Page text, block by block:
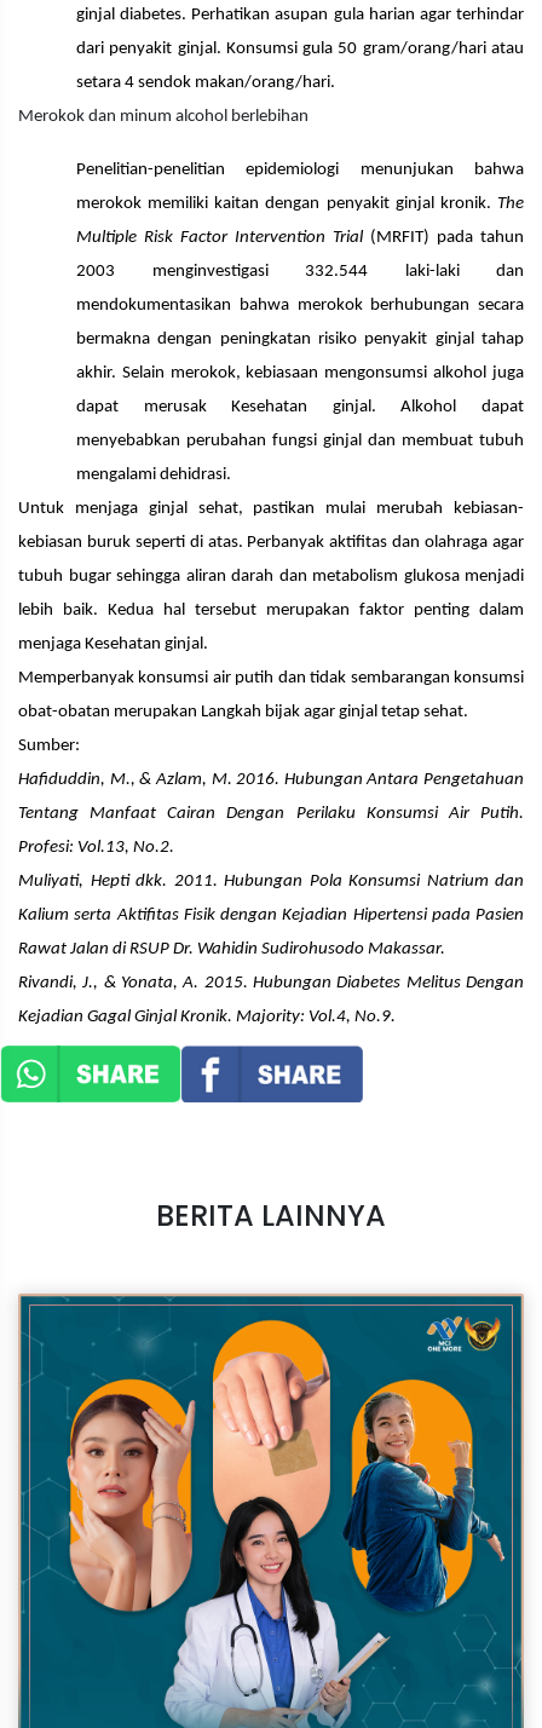
ginjal diabetes. Perhatikan asupan gula harian agar terhindar
dari penyakit ginjal. Konsumsi gula 50 gram/orang/hari atau
setara 4 sendok makan/orang/hari.
Merokok dan minum alcohol berlebihan
Penelitian-penelitian epidemiologi menunjukan bahwa
merokok memiliki kaitan dengan penyakit ginjal kronik. The
Multiple Risk Factor Intervention Trial (MRFIT) pada tahun
2003 menginvestigasi 332.544 laki-laki dan
mendokumentasikan bahwa merokok berhubungan secara
bermakna dengan peningkatan risiko penyakit ginjal tahap
akhir. Selain merokok, kebiasaan mengonsumsi alkohol juga
dapat merusak Kesehatan ginjal. Alkohol dapat
menyebabkan perubahan fungsi ginjal dan membuat tubuh
mengalami dehidrasi.
Untuk menjaga ginjal sehat, pastikan mulai merubah kebiasan-
kebiasan buruk seperti di atas. Perbanyak aktifitas dan olahraga agar
tubuh bugar sehingga aliran darah dan metabolism glukosa menjadi
lebih baik. Kedua hal tersebut merupakan faktor penting dalam
menjaga Kesehatan ginjal.
Memperbanyak konsumsi air putih dan tidak sembarangan konsumsi
obat-obatan merupakan Langkah bijak agar ginjal tetap sehat.
Sumber:
Hafiduddin, M., & Azlam, M. 2016. Hubungan Antara Pengetahuan
Tentang Manfaat Cairan Dengan Perilaku Konsumsi Air Putih.
Profesi: Vol.13, No.2.
Muliyati, Hepti dkk. 2011. Hubungan Pola Konsumsi Natrium dan
Kalium serta Aktifitas Fisik dengan Kejadian Hipertensi pada Pasien
Rawat Jalan di RSUP Dr. Wahidin Sudirohusodo Makassar.
Rivandi, J., & Yonata, A. 2015. Hubungan Diabetes Melitus Dengan
Kejadian Gagal Ginjal Kronik. Majority: Vol.4, No.9.
BERITA LAINNYA